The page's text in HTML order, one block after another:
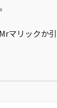
マリックか